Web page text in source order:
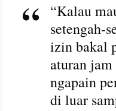
“Kalau
setengah-
izin bakal
aturan
ngapain
di luar